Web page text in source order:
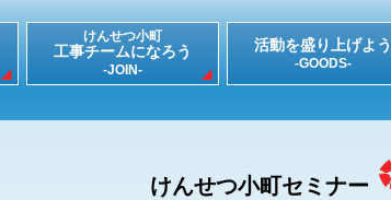
けんせつ小町
工事チームになろう
-JOIN-
活動を盛り上げよう
-GOODS-
けんせつ小町セミナー